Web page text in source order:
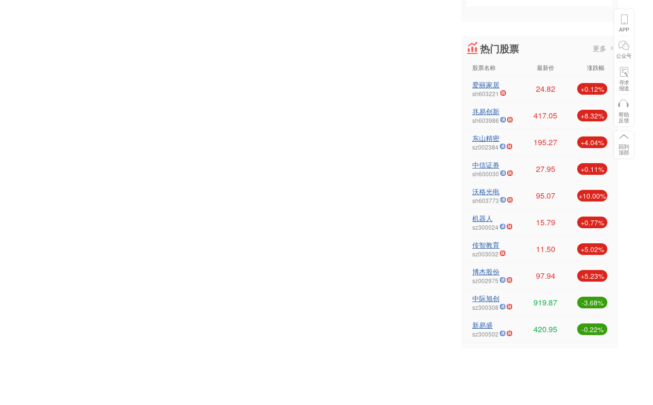
热门股票 更多
股票名称 最新价 涨跌幅
爱丽家居
sh603221 24.82 +0.12%
兆易创新
sh603986 417.05 +8.32%
东山精密
sz002384 195.27 +4.04%
中信证券
sh600030 27.95 +0.11%
沃格光电
sh603773 95.07 +10.00%
机器人
sz300024 15.79 +0.77%
传智教育
sz003032 11.50 +5.02%
博杰股份
sz002975 97.94 +5.23%
中际旭创
sz300308 919.87 -3.68%
新易盛
sz300502 420.95 -0.22%
APP
公众号
寻求
报道
帮助
反馈
回到
顶部